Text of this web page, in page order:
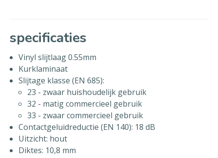
specificaties
Vinyl slijtlaag 0.55mm
Kurklaminaat
Slijtage klasse (EN 685):
23 - zwaar huishoudelijk gebruik
32 - matig commercieel gebruik
33 - zwaar commercieel gebruik
Contactgeluidreductie (EN 140): 18 dB
Uitzicht: hout
Diktes: 10,8 mm